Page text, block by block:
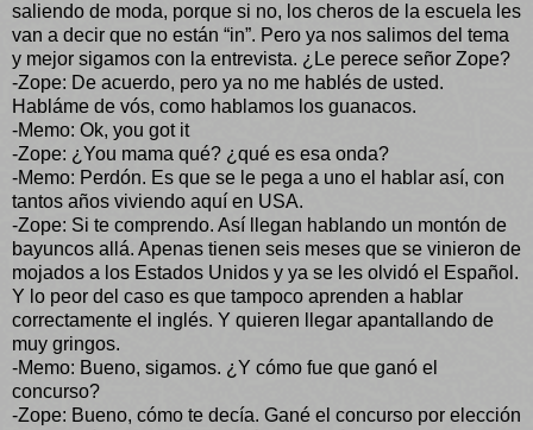
saliendo de moda, porque si no, los cheros de la escuela les
van a decir que no están “in”. Pero ya nos salimos del tema
y mejor sigamos con la entrevista. ¿Le perece señor Zope?
-Zope: De acuerdo, pero ya no me hablés de usted.
Habláme de vós, como hablamos los guanacos.
-Memo: Ok, you got it
-Zope: ¿You mama qué? ¿qué es esa onda?
-Memo: Perdón. Es que se le pega a uno el hablar así, con
tantos años viviendo aquí en USA.
-Zope: Si te comprendo. Así llegan hablando un montón de
bayuncos allá. Apenas tienen seis meses que se vinieron de
mojados a los Estados Unidos y ya se les olvidó el Español.
Y lo peor del caso es que tampoco aprenden a hablar
correctamente el inglés. Y quieren llegar apantallando de
muy gringos.
-Memo: Bueno, sigamos. ¿Y cómo fue que ganó el
concurso?
-Zope: Bueno, cómo te decía. Gané el concurso por elección